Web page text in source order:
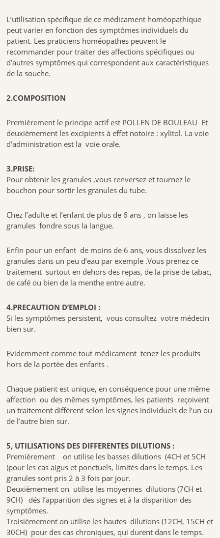
L’utilisation spécifique de ce médicament homéopathique
peut varier en fonction des symptômes individuels du
patient. Les praticiens homéopathes peuvent le
recommander pour traiter des affections spécifiques ou
d’autres symptômes qui correspondent aux caractéristiques
de la souche.
2.COMPOSITION
Premièrement le principe actif est POLLEN DE BOULEAU Et
deuxièmement les excipients à effet notoire : xylitol. La voie
d’administration est la voie orale.
3.PRISE:
Pour obtenir les granules ,vous renversez et tournez le
bouchon pour sortir les granules du tube.
Chez l’adulte et l’enfant de plus de 6 ans , on laisse les
granules fondre sous la langue.
Enfin pour un enfant de moins de 6 ans, vous dissolvez les
granules dans un peu d’eau par exemple .Vous prenez ce
traitement surtout en dehors des repas, de la prise de tabac,
de café ou bien de la menthe entre autre.
4.PRECAUTION D’EMPLOI :
Si les symptômes persistent, vous consultez votre médecin
bien sur.
Evidemment comme tout médicament tenez les produits
hors de la portée des enfants .
Chaque patient est unique, en conséquence pour une même
affection ou des mêmes symptômes, les patients reçoivent
un traitement différent selon les signes individuels de l’un ou
de l’autre bien sur.
5, UTILISATIONS DES DIFFERENTES DILUTIONS :
Premièrement on utilise les basses dilutions (4CH et 5CH
)pour les cas aigus et ponctuels, limités dans le temps. Les
granules sont pris 2 à 3 fois par jour.
Deuxièmement on utilise les moyennes dilutions (7CH et
9CH) dés l’apparition des signes et à la disparition des
symptômes.
Troisièmement on utilise les hautes dilutions (12CH, 15CH et
30CH) pour des cas chroniques, qui durent dans le temps.